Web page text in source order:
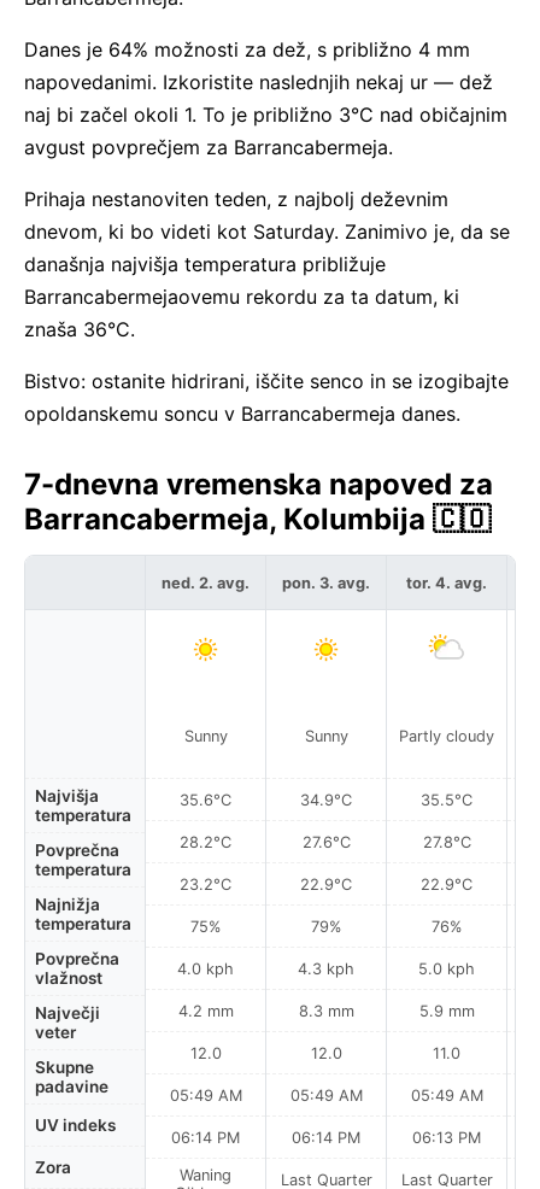
Danes je 64% možnosti za dež, s približno 4 mm
napovedanimi. Izkoristite naslednjih nekaj ur — dež
naj bi začel okoli 1. To je približno 3°C nad običajnim
avgust povprečjem za Barrancabermeja.
Prihaja nestanoviten teden, z najbolj deževnim
dnevom, ki bo videti kot Saturday. Zanimivo je, da se
današnja najvišja temperatura približuje
Barrancabermejaovemu rekordu za ta datum, ki
znaša 36°C.
Bistvo: ostanite hidrirani, iščite senco in se izogibajte
opoldanskemu soncu v Barrancabermeja danes.
7-dnevna vremenska napoved za
Barrancabermeja, Kolumbija 🇨🇴
Najvišja
temperatura
Povprečna
temperatura
Najnižja
temperatura
Povprečna
vlažnost
Največji
veter
Skupne
padavine
UV indeks
Zora
ned. 2. avg.
Sunny
35.6°C
28.2°C
23.2°C
75%
4.0 kph
4.2 mm
12.0
05:49 AM
06:14 PM
Waning
pon. 3. avg.
Sunny
34.9°C
27.6°C
22.9°C
79%
4.3 kph
8.3 mm
12.0
05:49 AM
06:14 PM
Last Quarter
tor. 4. avg.
Partly cloudy
35.5°C
27.8°C
22.9°C
76%
5.0 kph
5.9 mm
11.0
05:49 AM
06:13 PM
Last Quarter